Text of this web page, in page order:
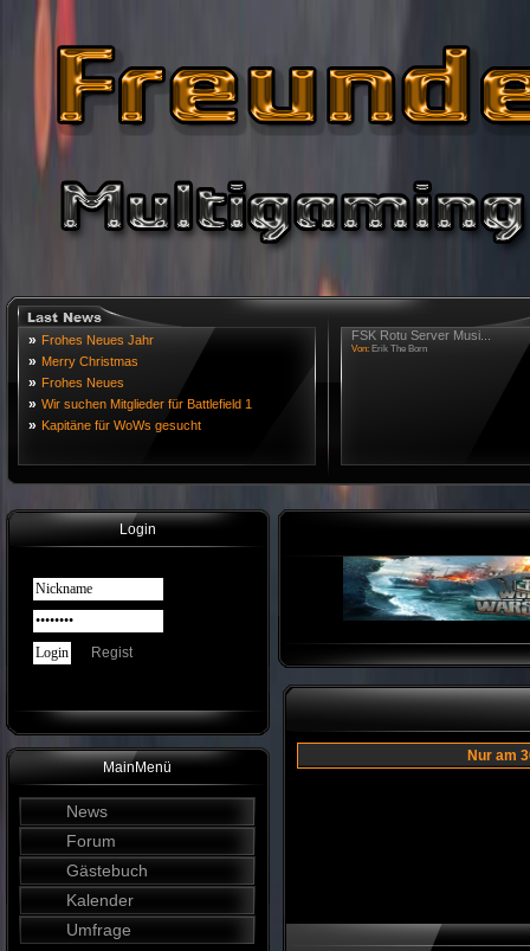
» Frohes Neues Jahr
» Merry Christmas
» Frohes Neues
» Wir suchen Mitglieder für Battlefield 1
» Kapitäne für WoWs gesucht
FSK Rotu Server Musi...
Von: Erik The Born
Login
Regist
MainMenü
News
Forum
Gästebuch
Kalender
Umfrage
Nur am